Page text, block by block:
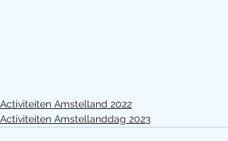
Activiteiten Amstelland 2022
Activiteiten Amstellanddag 2023